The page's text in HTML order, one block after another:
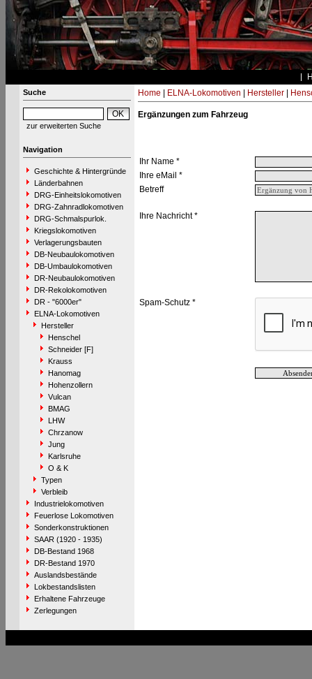
Suche
zur erweiterten Suche
Navigation
Geschichte & Hintergründe
Länderbahnen
DRG-Einheitslokomotiven
DRG-Zahnradlokomotiven
DRG-Schmalspurlok.
Kriegslokomotiven
Verlagerungsbauten
DB-Neubaulokomotiven
DB-Umbaulokomotiven
DR-Neubaulokomotiven
DR-Rekolokomotiven
DR - "6000er"
ELNA-Lokomotiven
Hersteller
Henschel
Schneider [F]
Krauss
Hanomag
Hohenzollern
Vulcan
BMAG
LHW
Chrzanow
Jung
Karlsruhe
O & K
Typen
Verbleib
Industrielokomotiven
Feuerlose Lokomotiven
Sonderkonstruktionen
SAAR (1920 - 1935)
DB-Bestand 1968
DR-Bestand 1970
Auslandsbestände
Lokbestandslisten
Erhaltene Fahrzeuge
Zerlegungen
Home ELNA-Lokomotiven Hersteller|
Ergänzungen zum Fahrzeug
Ihr Name *
Ihre eMail *
Betreff
Ihre Nachricht *
Spam-Schutz *